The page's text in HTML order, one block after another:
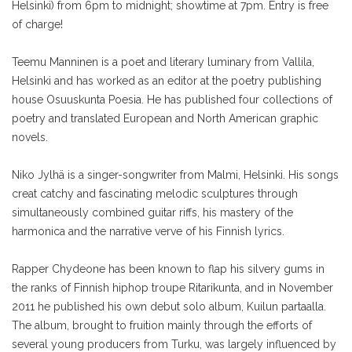
Helsinki) from 6pm to midnight; showtime at 7pm. Entry is free
of charge!
Teemu Manninen is a poet and literary luminary from Vallila,
Helsinki and has worked as an editor at the poetry publishing
house Osuuskunta Poesia. He has published four collections of
poetry and translated European and North American graphic
novels.
Niko Jylhä is a singer-songwriter from Malmi, Helsinki. His songs
creat catchy and fascinating melodic sculptures through
simultaneously combined guitar riffs, his mastery of the
harmonica and the narrative verve of his Finnish lyrics.
Rapper Chydeone has been known to flap his silvery gums in
the ranks of Finnish hiphop troupe Ritarikunta, and in November
2011 he published his own debut solo album, Kuilun partaalla.
The album, brought to fruition mainly through the efforts of
several young producers from Turku, was largely influenced by